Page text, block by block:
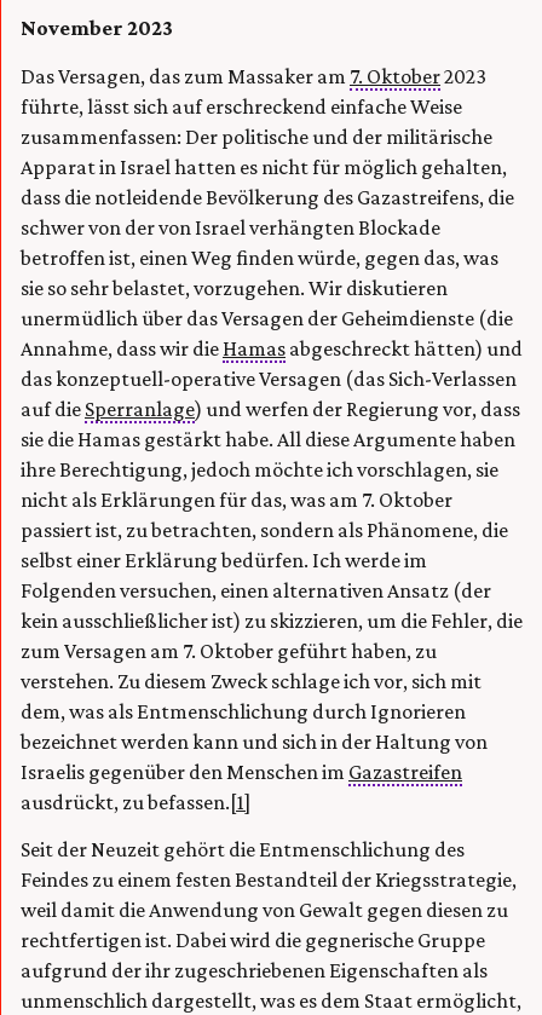
November 2023
Das Versagen, das zum Massaker am 7. Oktober2023
führte, lässt sich auf erschreckend einfache Weise
zusammenfassen: Der politische und der militärische
Apparat in Israel hatten es nicht für möglich gehalten,
dass die notleidende Bevölkerung des Gazastreifens, die
schwer von der von Israel verhängten Blockade
betroffen ist, einen Weg finden würde, gegen das, was
sie so sehr belastet, vorzugehen. Wir diskutieren
unermüdlich über das Versagen der Geheimdienste (die
Annahme, dass wir die Hamas abgeschreckt hätten) und
das konzeptuell-operative Versagen (das Sich-Verlassen
auf die Sperranlage) und werfen der Regierung vor, dass
sie die Hamas gestärkt habe. All diese Argumente haben
ihre Berechtigung, jedoch möchte ich vorschlagen, sie
nicht als Erklärungen für das, was am 7. Oktober
passiert ist, zu betrachten, sondern als Phänomene, die
selbst einer Erklärung bedürfen. Ich werde im
Folgenden versuchen, einen alternativen Ansatz (der
kein ausschließlicher ist) zu skizzieren, um die Fehler, die
zum Versagen am 7. Oktober geführt haben, zu
verstehen. Zu diesem Zweck schlage ich vor, sich mit
dem, was als Entmenschlichung durch Ignorieren
bezeichnet werden kann und sich in der Haltung von
Israelis gegenüber den Menschen im Gazastreifen
ausdrückt, zu befassen.[1]
Seit der Neuzeit gehört die Entmenschlichung des
Feindes zu einem festen Bestandteil der Kriegsstrategie,
weil damit die Anwendung von Gewalt gegen diesen zu
rechtfertigen ist. Dabei wird die gegnerische Gruppe
aufgrund der ihr zugeschriebenen Eigenschaften als
unmenschlich dargestellt, was es dem Staat ermöglicht,